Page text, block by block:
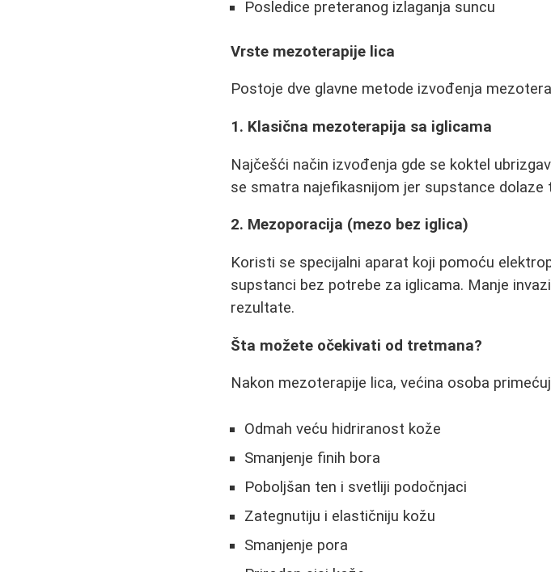
Posledice preteranog izlaganja suncu
Vrste mezoterapije lica
Postoje dve glavne metode izvođenja
1. Klasična mezoterapija sa iglicama
Najčešći način izvođenja gde se koktel
se smatra najefikasnijom jer supstance dolaze
2. Mezoporacija (mezo bez iglica)
Koristi se specijalni aparat koji pomoću
supstanci bez potrebe za iglicama. Manje
rezultate.
Šta možete očekivati od tretmana?
Nakon mezoterapije lica, većina osoba
Odmah veću hidriranost kože
Smanjenje finih bora
Poboljšan ten i svetliji podočnjaci
Zategnutiju i elastičniju kožu
Smanjenje pora